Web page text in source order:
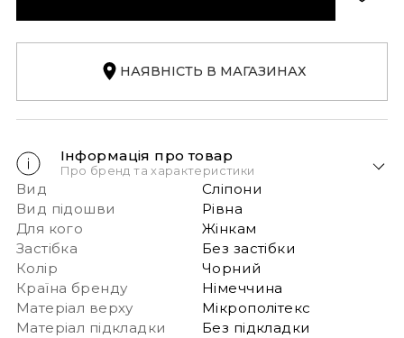
НАЯВНІСТЬ В МАГАЗИНАХ
Інформація про товар
Про бренд та характеристики
Вид
Сліпони
Вид підошви
Рівна
Для кого
Жінкам
Застібка
Без застібки
Колір
Чорний
Країна бренду
Німеччина
Матеріал верху
Мікрополітекс
Матеріал підкладки
Без підкладки